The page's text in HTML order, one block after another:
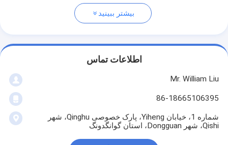
بیشتر ببینید
اطلاعات تماس
Mr. William Liu
86-18665106395
شماره 1، خیابان Yiheng، پارک خصوصی Qinghu، شهر
Qishi، شهر Dongguan، استان گوانگدونگ